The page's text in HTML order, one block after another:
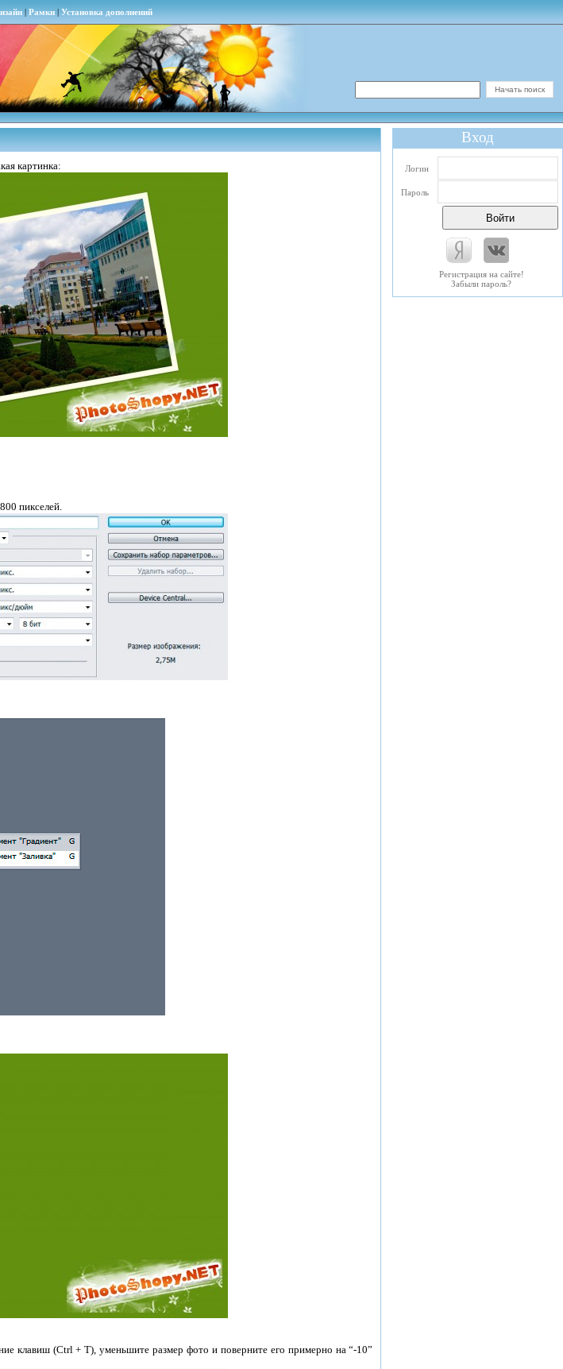
| Рамки| Установка дополнений
Вход
Логин
Пароль
Регистрация на сайте!
Забыли пароль?
картинка:
пикселей.
клавиш (Ctrl + T), уменьшите размер фото и поверните его примерно на “-10”